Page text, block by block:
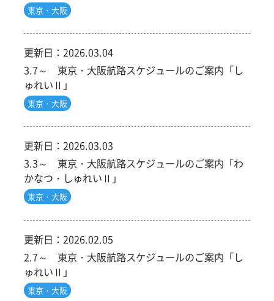
東京・大阪
更新日： 2026.03.04
3.7～ 東京・大阪航路スケジュールのご案内「し
ゅれいⅡ」
東京・大阪
更新日： 2026.03.03
3.3～ 東京・大阪航路スケジュールのご案内「わ
かなつ・しゅれいⅡ」
東京・大阪
更新日： 2026.02.05
2.7～ 東京・大阪航路スケジュールのご案内「し
ゅれいⅡ」
東京・大阪